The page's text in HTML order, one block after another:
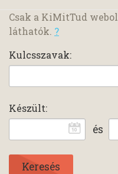
Csak a KiMitTud
láthatók. ?
Kulcsszavak:
Készült:
és